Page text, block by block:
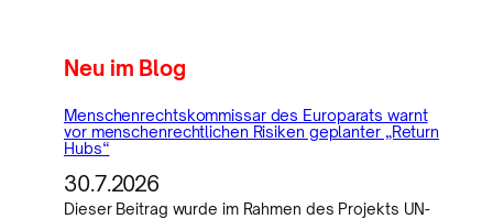
Neu im Blog
Menschenrechtskommissar des Europarats warnt
vor menschenrechtlichen Risiken geplanter „Return
Hubs“
30.7.2026
Dieser Beitrag wurde im Rahmen des Projekts UN-